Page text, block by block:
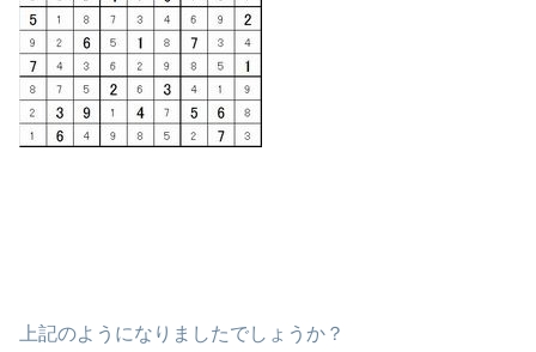
上記のようになりましたでしょうか？